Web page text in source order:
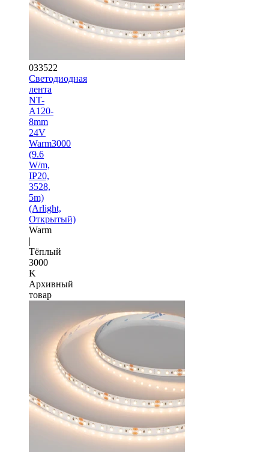
033522
Светодиодная
лента
NT-
A120-
8mm
24V
Warm3000
(9.6
W/m,
IP20,
3528,
5m)
(Arlight,
Открытый)
Warm
|
Тёплый
3000
K
Архивный
товар